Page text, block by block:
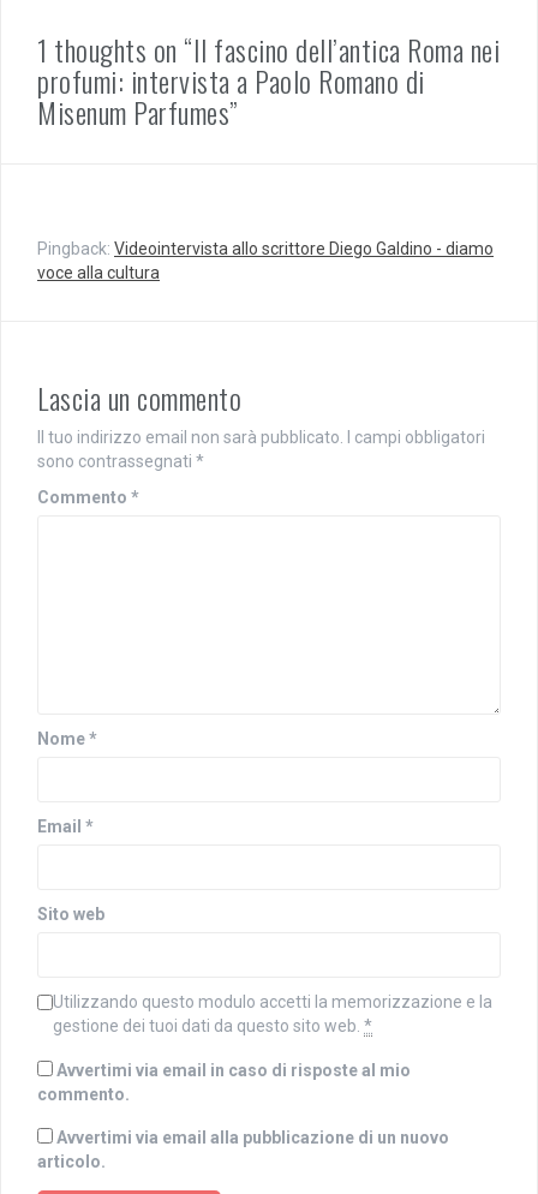
T
w
i
t
t
e
e
i
n
a
f
i
n
e
t
r
e
b
o
o
k
(
n
u
n
i
n
e
s
t
a
)
1 thoughts on “Il fascino dell’antica Roma nei
profumi: intervista a Paolo Romano di
Misenum Parfumes”
Pingback: Videointervista allo scrittore Diego Galdino - diamo
voce alla cultura
Lascia un commento
Il tuo indirizzo email non sarà pubblicato.
I campi obbligatori
sono contrassegnati *
Commento *
Nome*
Email *
Sito web
Utilizzando questo modulo accetti la memorizzazione e la
gestione dei tuoi dati da questo sito web. *
Avvertimi via email in caso di risposte al mio
commento.
Avvertimi via email alla pubblicazione di un nuovo
articolo.